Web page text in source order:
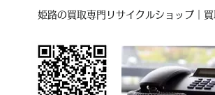
姫路の買取専門リサイクルショップ｜
BUYKING
LINE QRコード